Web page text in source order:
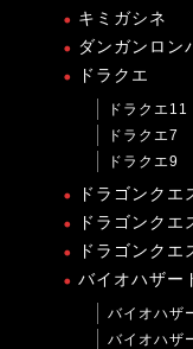
キミガシネ
ダンガンロン
ドラクエ
ドラクエ11
ドラクエ7
ドラクエ9
ドラゴンク
ドラゴンク
ドラゴンク
バイオハザー
バイオハザ
バイオハザ